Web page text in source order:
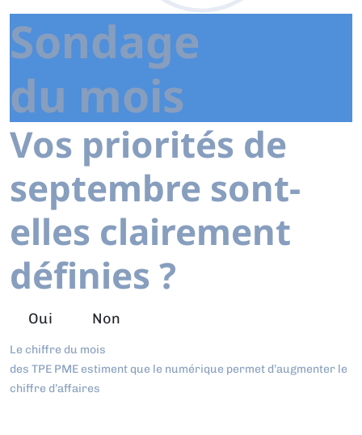
Sondage
du mois
Vos priorités de
septembre sont-
elles clairement
définies ?
Oui Non
Le chiffre du mois
des TPE PME estiment que le numérique permet d’augmenter le
chiffre d’affaires